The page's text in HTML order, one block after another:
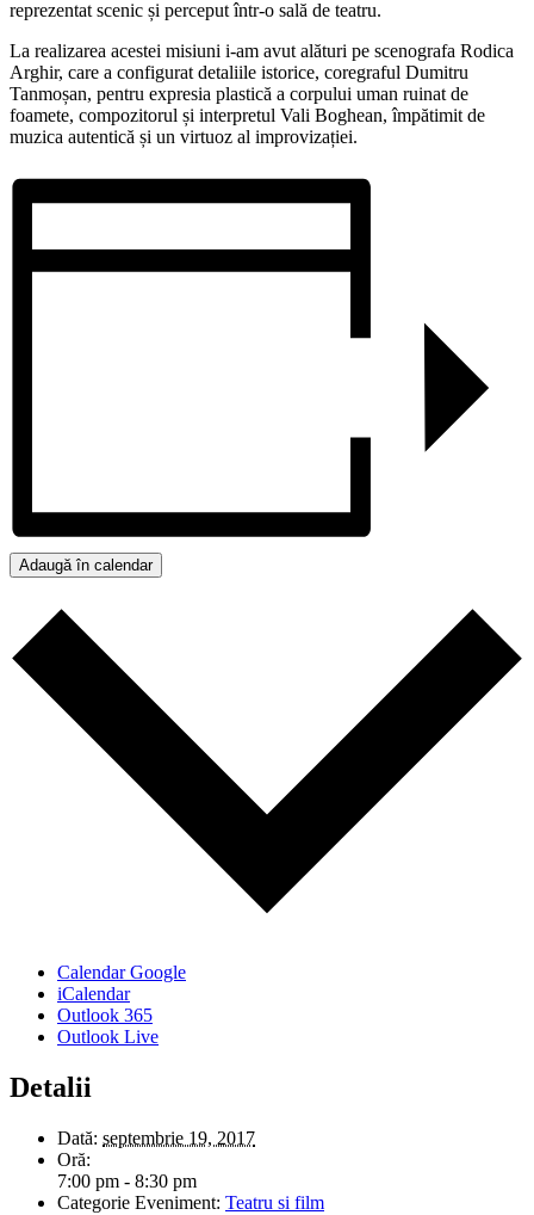
reprezentat scenic și perceput într-o sală de teatru.
La realizarea acestei misiuni i-am avut alături pe scenografa Rodica
Arghir, care a configurat detaliile istorice, coregraful Dumitru
Tanmoșan, pentru expresia plastică a corpului uman ruinat de
foamete, compozitorul și interpretul Vali Boghean, împătimit de
muzica autentică și un virtuoz al improvizației.
Adaugă în calendar
Calendar Google
iCalendar
Outlook 365
Outlook Live
Detalii
Dată: septembrie 19, 2017
Oră:
7:00 pm - 8:30 pm
Categorie Eveniment: Teatru si film